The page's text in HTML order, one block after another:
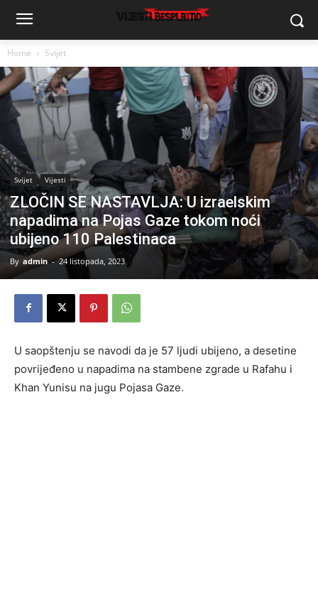
Home Svijet
Svijet Vijesti
ZLOČIN SE NASTAVLJA: U izraelskim
napadima na Pojas Gaze tokom noći
ubijeno 110 Palestinaca
By admin - 24 listopada, 2023
U saopštenju se navodi da je 57 ljudi ubijeno, a desetine
povrijeđeno u napadima na stambene zgrade u Rafahu i
Khan Yunisu na jugu Pojasa Gaze.